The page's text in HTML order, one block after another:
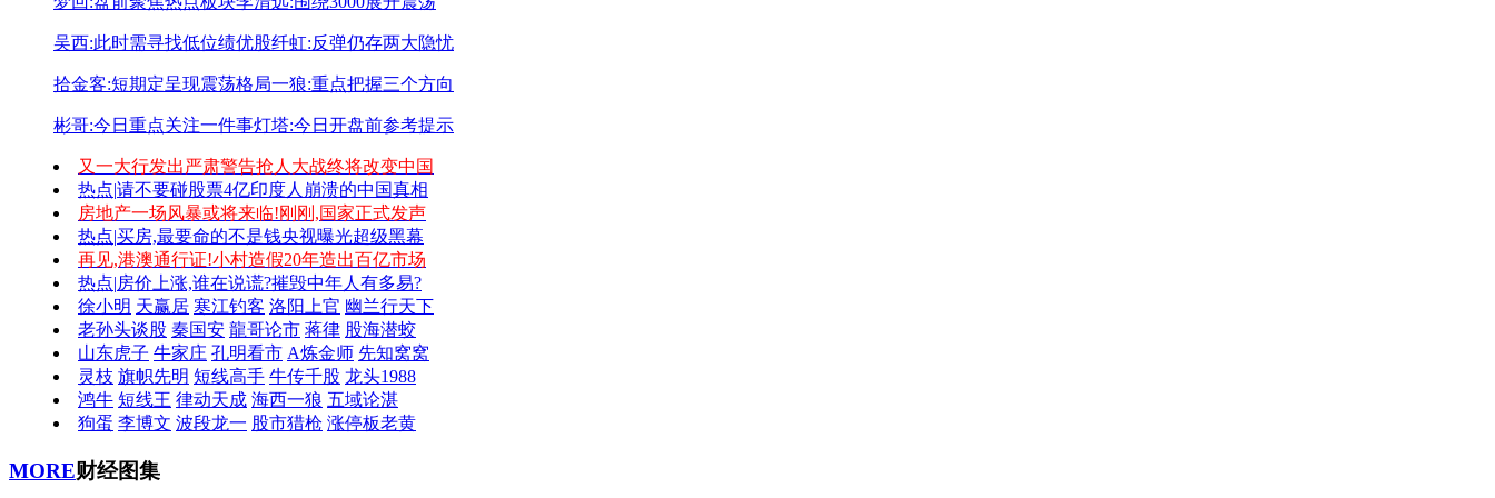
吴西:此时需寻找低位绩优股纤虹:反弹仍存两大隐忧
拾金客:短期定呈现震荡格局一狼:重点把握三个方向
彬哥:今日重点关注一件事灯塔:今日开盘前参考提示
又一大行发出严肃警告抢人大战终将改变中国
热点|请不要碰股票4亿印度人崩溃的中国真相
房地产一场风暴或将来临!刚刚,国家正式发声
热点|买房,最要命的不是钱央视曝光超级黑幕
再见,港澳通行证!小村造假20年造出百亿市场
热点|房价上涨,谁在说谎?摧毁中年人有多易?
徐小明 天赢居 寒江钓客 洛阳上官 幽兰行天下
老孙头谈股 秦国安 龍哥论市 蒋律 股海潜蛟
山东虎子 牛家庄 孔明看市 A炼金师 先知窝窝
灵枝 旗帜先明 短线高手 牛传千股 龙头1988
鸿牛 短线王 律动天成 海西一狼 五域论湛
狗蛋 李博文 波段龙一 股市猎枪 涨停板老黄
MORE财经图集